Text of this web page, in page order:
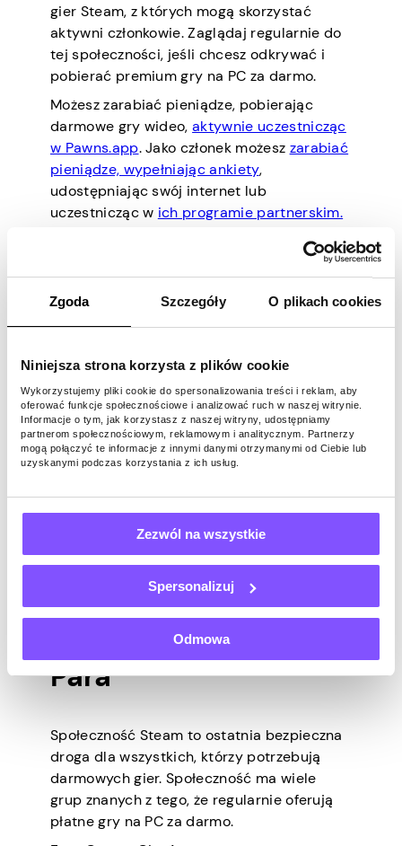
Zgoda Szczegóły O plikach cookies
Niniejsza strona korzysta z plików cookie
Wykorzystujemy pliki cookie do spersonalizowania treści i reklam, aby
oferować funkcje społecznościowe i analizować ruch w naszej witrynie.
Informacje o tym, jak korzystasz z naszej witryny, udostępniamy
partnerom społecznościowym, reklamowym i analitycznym. Partnerzy
mogą połączyć te informacje z innymi danymi otrzymanymi od Ciebie lub
uzyskanymi podczas korzystania z ich usług.
Zezwól na wszystkie
Spersonalizuj
Odmowa
gier Steam, z których mogą skorzystać
aktywni członkowie. Zaglądaj regularnie do
tej społeczności, jeśli chcesz odkrywać i
pobierać premium gry na PC za darmo.
Możesz zarabiać pieniądze, pobierając
darmowe gry wideo,aktywnie uczestnicząc
w Pawns.app. Jako członek możesz zarabiać
pieniądze, wypełniając ankiety,
udostępniając swój internet lub
uczestnicząc w ich programie partnerskim.
Skromny pakiet
Humble Bundle to kolejne doskonałe źródło
zawiera dziesiątki dobrze znanych gier
premium, które sprzedają i udostępniają
twórcom gier, a resztę przekazują na cele
charytatywne.
Twórcy gier stojący za tą platformą często
umożliwiają kwalifikującym się członkom
dostęp, pobieranie i granie w gry premium
bez żadnych opłat. Humble Bundle Prezenty
odwiedzaj witrynę, aby spróbować
szczęścia.
Para
Społeczność Steam to ostatnia bezpieczna
droga dla wszystkich, którzy potrzebują
darmowych gier. Społeczność ma wiele
grup znanych z tego, że regularnie oferują
płatne gry na PC za darmo.